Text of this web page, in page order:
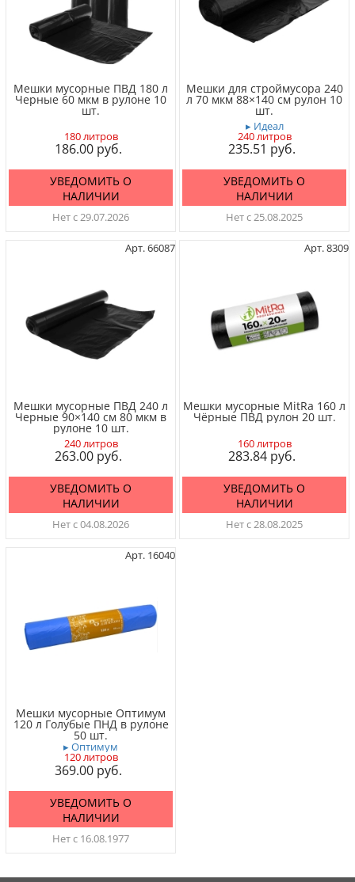
Мешки мусорные ПВД 180 л
Черные 60 мкм в рулоне 10
шт.
180 литров
186.00
УВЕДОМИТЬ О
НАЛИЧИИ
Нет с 29.07.2026
Мешки для строймусора 240
л 70 мкм 88×140 см рулон 10
шт.
▸ Идеал
240 литров
235.51
УВЕДОМИТЬ О
НАЛИЧИИ
Нет с 25.08.2025
Арт. 66087
Мешки мусорные ПВД 240 л
Черные 90×140 см 80 мкм в
рулоне 10 шт.
240 литров
263.00
УВЕДОМИТЬ О
НАЛИЧИИ
Нет с 04.08.2026
Арт. 8309
Мешки мусорные MitRa 160 л
Чёрные ПВД рулон 20 шт.
160 литров
283.84
УВЕДОМИТЬ О
НАЛИЧИИ
Нет с 28.08.2025
Арт. 16040
Мешки мусорные Оптимум
120 л Голубые ПНД в рулоне
50 шт.
▸ Оптимум
120 литров
369.00
УВЕДОМИТЬ О
НАЛИЧИИ
Нет с 16.08.1977